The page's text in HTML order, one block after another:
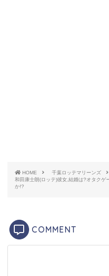
身長 185cm
HOME
千葉ロッテマリーンズ
和田康士朗(ロッテ)彼女,結婚は?オタクゲ
か!?
COMMENT